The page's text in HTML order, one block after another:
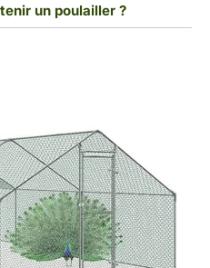
un poulailler ?